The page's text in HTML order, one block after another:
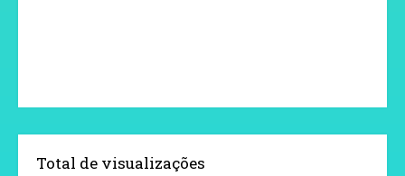
Total de visualizações